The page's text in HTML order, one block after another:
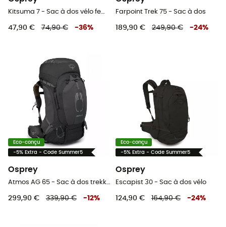
Kitsuma 7 - Sac à dos vélo femme
47,90 € 74,90 € -36%
Farpoint Trek 75 - Sac à dos
189,90 € 249,90 € -24%
Eco-conçu
-5% Extra - Code Summer5
Osprey
299,90 € 339,90 € -12%
Eco-conçu
-5% Extra - Code Summer5
Osprey
Escapist 30 - Sac à dos vélo
124,90 € 164,90 € -24%